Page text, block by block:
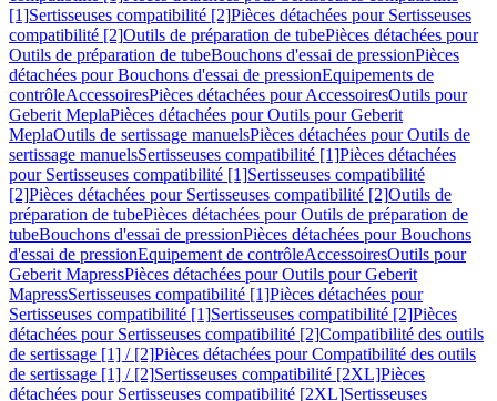
[1]Sertisseuses compatibilité [2]Pièces détachées pour Sertisseuses
compatibilité [2]Outils de préparation de tubePièces détachées pour
Outils de préparation de tubeBouchons d'essai de pressionPièces
détachées pour Bouchons d'essai de pressionEquipements de
contrôleAccessoiresPièces détachées pour AccessoiresOutils pour
Geberit MeplaPièces détachées pour Outils pour Geberit
MeplaOutils de sertissage manuelsPièces détachées pour Outils de
sertissage manuelsSertisseuses compatibilité [1]Pièces détachées
pour Sertisseuses compatibilité [1]Sertisseuses compatibilité
[2]Pièces détachées pour Sertisseuses compatibilité [2]Outils de
préparation de tubePièces détachées pour Outils de préparation de
tubeBouchons d'essai de pressionPièces détachées pour Bouchons
d'essai de pressionEquipement de contrôleAccessoiresOutils pour
Geberit MapressPièces détachées pour Outils pour Geberit
MapressSertisseuses compatibilité [1]Pièces détachées pour
Sertisseuses compatibilité [1]Sertisseuses compatibilité [2]Pièces
détachées pour Sertisseuses compatibilité [2]Compatibilité des outils
de sertissage [1] / [2]Pièces détachées pour Compatibilité des outils
de sertissage [1] / [2]Sertisseuses compatibilité [2XL]Pièces
détachées pour Sertisseuses compatibilité [2XL]Sertisseuses